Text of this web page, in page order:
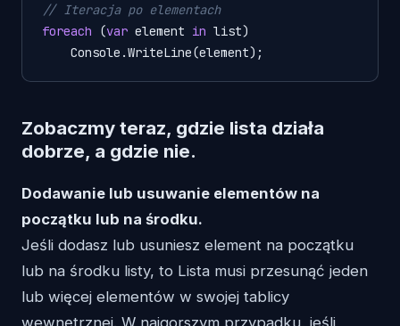
// Iteracja po elementach
foreach (var element in list)
    Console.WriteLine(element);
Zobaczmy teraz, gdzie lista działa
dobrze, a gdzie nie.
Dodawanie lub usuwanie elementów na
początku lub na środku.
Jeśli dodasz lub usuniesz element na początku
lub na środku listy, to Lista musi przesunąć jeden
lub więcej elementów w swojej tablicy
wewnętrznej. W najgorszym przypadku, jeśli